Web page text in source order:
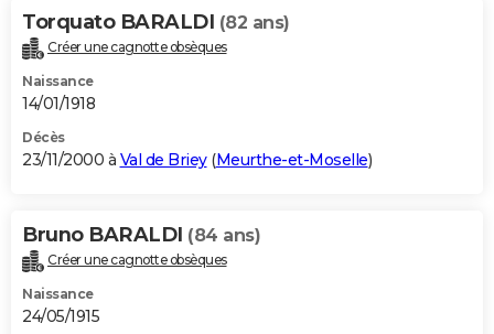
Torquato BARALDI (82 ans)
Créer une cagnotte obsèques
Naissance
14/01/1918
Décès
23/11/2000 à Val de Briey(Meurthe-et-Moselle)
Bruno BARALDI (84 ans)
Créer une cagnotte obsèques
Naissance
24/05/1915